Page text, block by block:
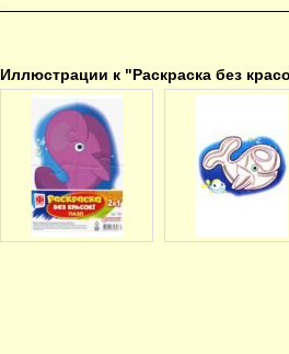
Иллюстрации к "Раскраска без